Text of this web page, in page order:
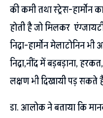
की कमी तथा स्ट्रेस-हार्मोन
होती है जो मिलकर
निद्रा-हार्मोन मेलाटोनिन
निद्रा,नींद में बड़बड़ाना,
लक्षण भी दिखायी पड़ सकते
डा. आलोक ने बताया कि